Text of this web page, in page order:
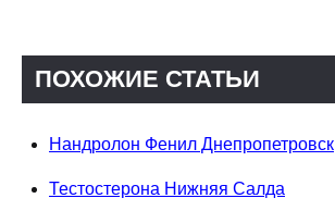
ПОХОЖИЕ СТАТЬИ
Нандролон Фенил Днепропетровск
Тестостерона Нижняя Салда